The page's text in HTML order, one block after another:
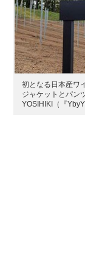
初となる日本産ワ
ジャケットとパン
YOSIHIKI（『